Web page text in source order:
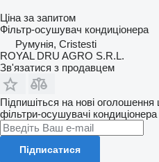
Ціна за запитом
Фільтр-осушувач кондиціонера
Румунія, Cristesti
ROYAL DRU AGRO S.R.L.
Зв'язатися з продавцем
Підпишіться на нові оголошення
фільтри-осушувачі кондиціонера
Підписатися